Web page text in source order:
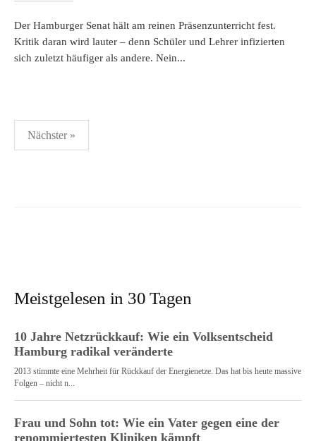
Der Hamburger Senat hält am reinen Präsenzunterricht fest.
Kritik daran wird lauter – denn Schüler und Lehrer infizierten
sich zuletzt häufiger als andere. Nein...
Seitennummerierung
der
Nächster »
Meistgelesen in 30 Tagen